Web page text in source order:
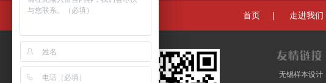
首页 | 走进我们
无锡样本设计